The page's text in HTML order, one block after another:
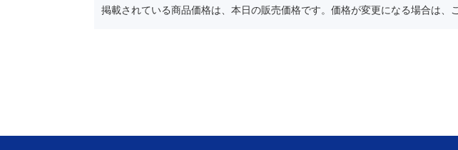
掲載されている商品価格は、本日の販売価格です。価格が変更になる場合は